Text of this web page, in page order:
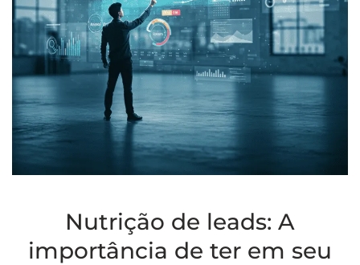
Nutrição de leads: A
importância de ter em seu